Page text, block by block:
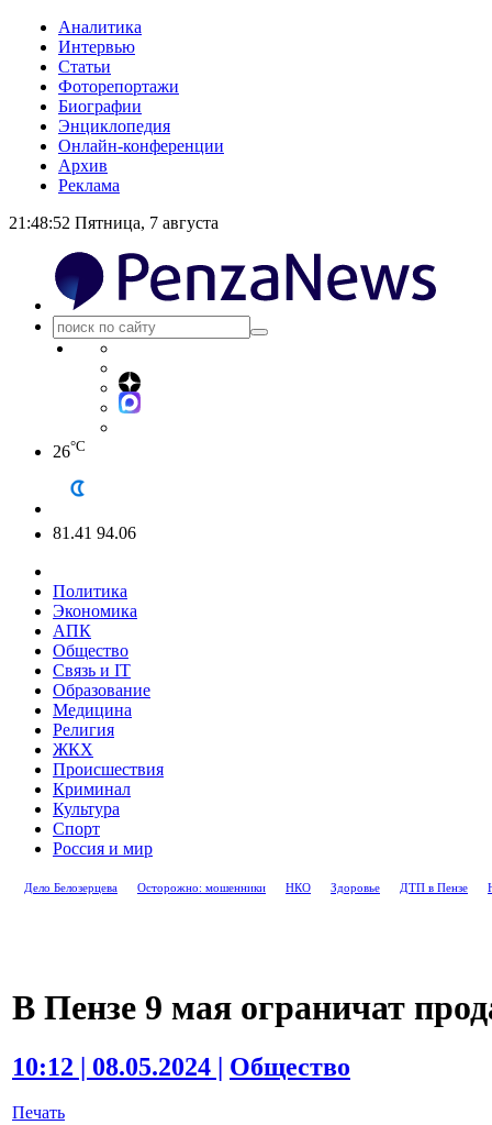
Аналитика
Интервью
Статьи
Фоторепортажи
Биографии
Энциклопедия
Онлайн-конференции
Архив
Реклама
21:48:52 Пятница, 7 августа
26°C
81.41 94.06
Политика
Экономика
АПК
Общество
Связь и IT
Образование
Медицина
Религия
ЖКХ
Происшествия
Криминал
Культура
Спорт
Россия и мир
Дело Белозерцева Осторожно: мошенники НКО Здоровье ДТП в Пензе
В Пензе 9 мая ограничат
10:12 | 08.05.2024 | Общество
Печать